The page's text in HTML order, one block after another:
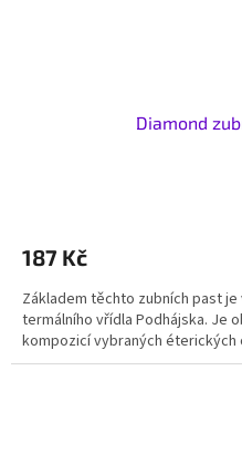
Diamond
187 Kč
Základem těchto zubních past
termálního vřídla Podhájska. Je
kompozicí vybraných éterických